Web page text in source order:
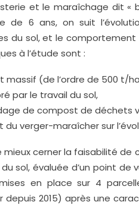
et le maraîchage dit «
de 6 ans, on suit
du sol, et le comportement
à l’étude sont :
massif (de l’ordre de 500 t/
par le travail du sol,
de compost de déchets
du verger-maraîcher sur
mieux cerner la faisabilité
sol, évaluée d’un point de
en place sur 4
depuis 2015) après une